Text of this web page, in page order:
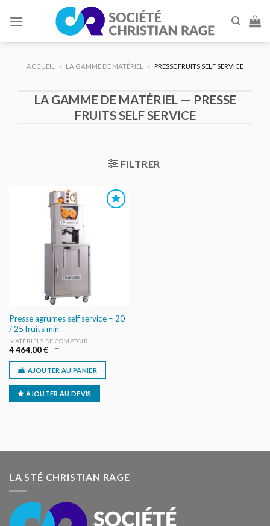
ACCUEIL > LA GAMME DE MATÉRIEL > PRESSE FRUITS SELF SERVICE
LA GAMME DE MATÉRIEL — PRESSE
FRUITS SELF SERVICE
FILTRER
AJOUTER
AU DEVIS
Presse agrumes self service – 20
/ 25 fruits min –
MATÉRIELS DE COMPTOIR
4 464,00€ HT
AJOUTER AU PANIER
AJOUTER AU DEVIS
LA STÉ CHRISTIAN RAGE